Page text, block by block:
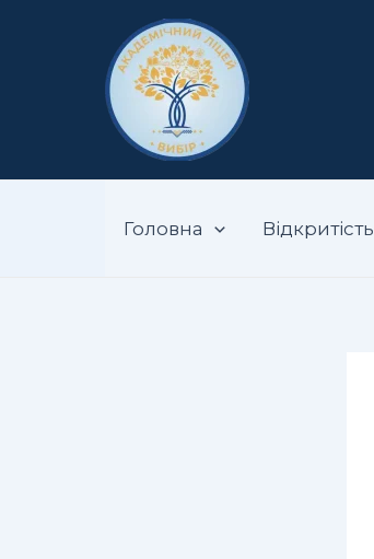
Головна Відкритість